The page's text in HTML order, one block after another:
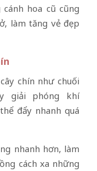
hoa cũ cũng
làm tăng vẻ đẹp
chín như chuối
giải phóng khí
đẩy nhanh quá
nhanh hơn, làm
cách xa những